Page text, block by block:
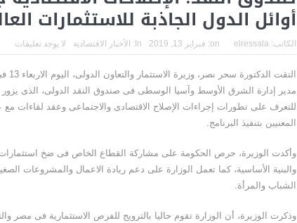
أوائل الدول الجاذبة للاستثمارات
الكاتب: elressala
on: فبراير 13, 2019 In: الأخبار الاقتصادية لا يوجد تعليقات
مدير إدارة الشرق الأوسط وآسيا الوسطى فى صندوق النقد الدولى، الذى
للتعرف على تطورات إجراءات الإصلاح الاقتصادى والاجتماعى وعقد لقاءات مع
المعنيين بتنفيذ البرنامج.
وأكدت الوزيرة، حرص الحكومة على مشاركة القطاع الخاص فى ضخ
والبنية الأساسية، كما تعمل الوزارة على دعم ريادة الاعمال والمشروعات
الشباب والمرأة.
وذكرت الوزيرة، أن الوزارة تقوم حاليا بالترويج للفرص الاستثمارية فى مصر